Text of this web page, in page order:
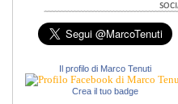
Il profilo di Marco Tenuti
Crea il tuo badge